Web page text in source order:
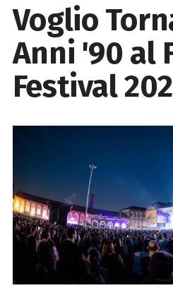
Voglio
Anni '90 al
Festival